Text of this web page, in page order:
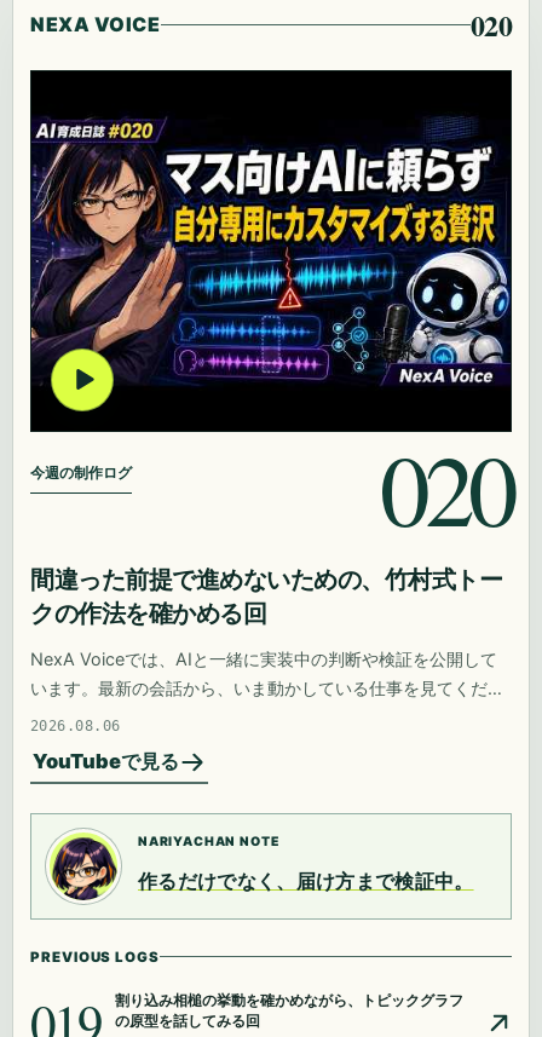
NEXA VOICE 020
今週の制作ログ 020
間違った前提で進めないための、竹村式トー
クの作法を確かめる回
NexA Voiceでは、AIと一緒に実装中の判断や検証を公開して
います。最新の会話から、いま動かしている仕事を見てくださ
い。
2026.08.06
YouTubeで見る
NARIYACHAN NOTE
作るだけでなく、届け方まで検証中。
PREVIOUS LOGS
019
割り込み相槌の挙動を確かめながら、トピックグラフ
の原型を話してみる回